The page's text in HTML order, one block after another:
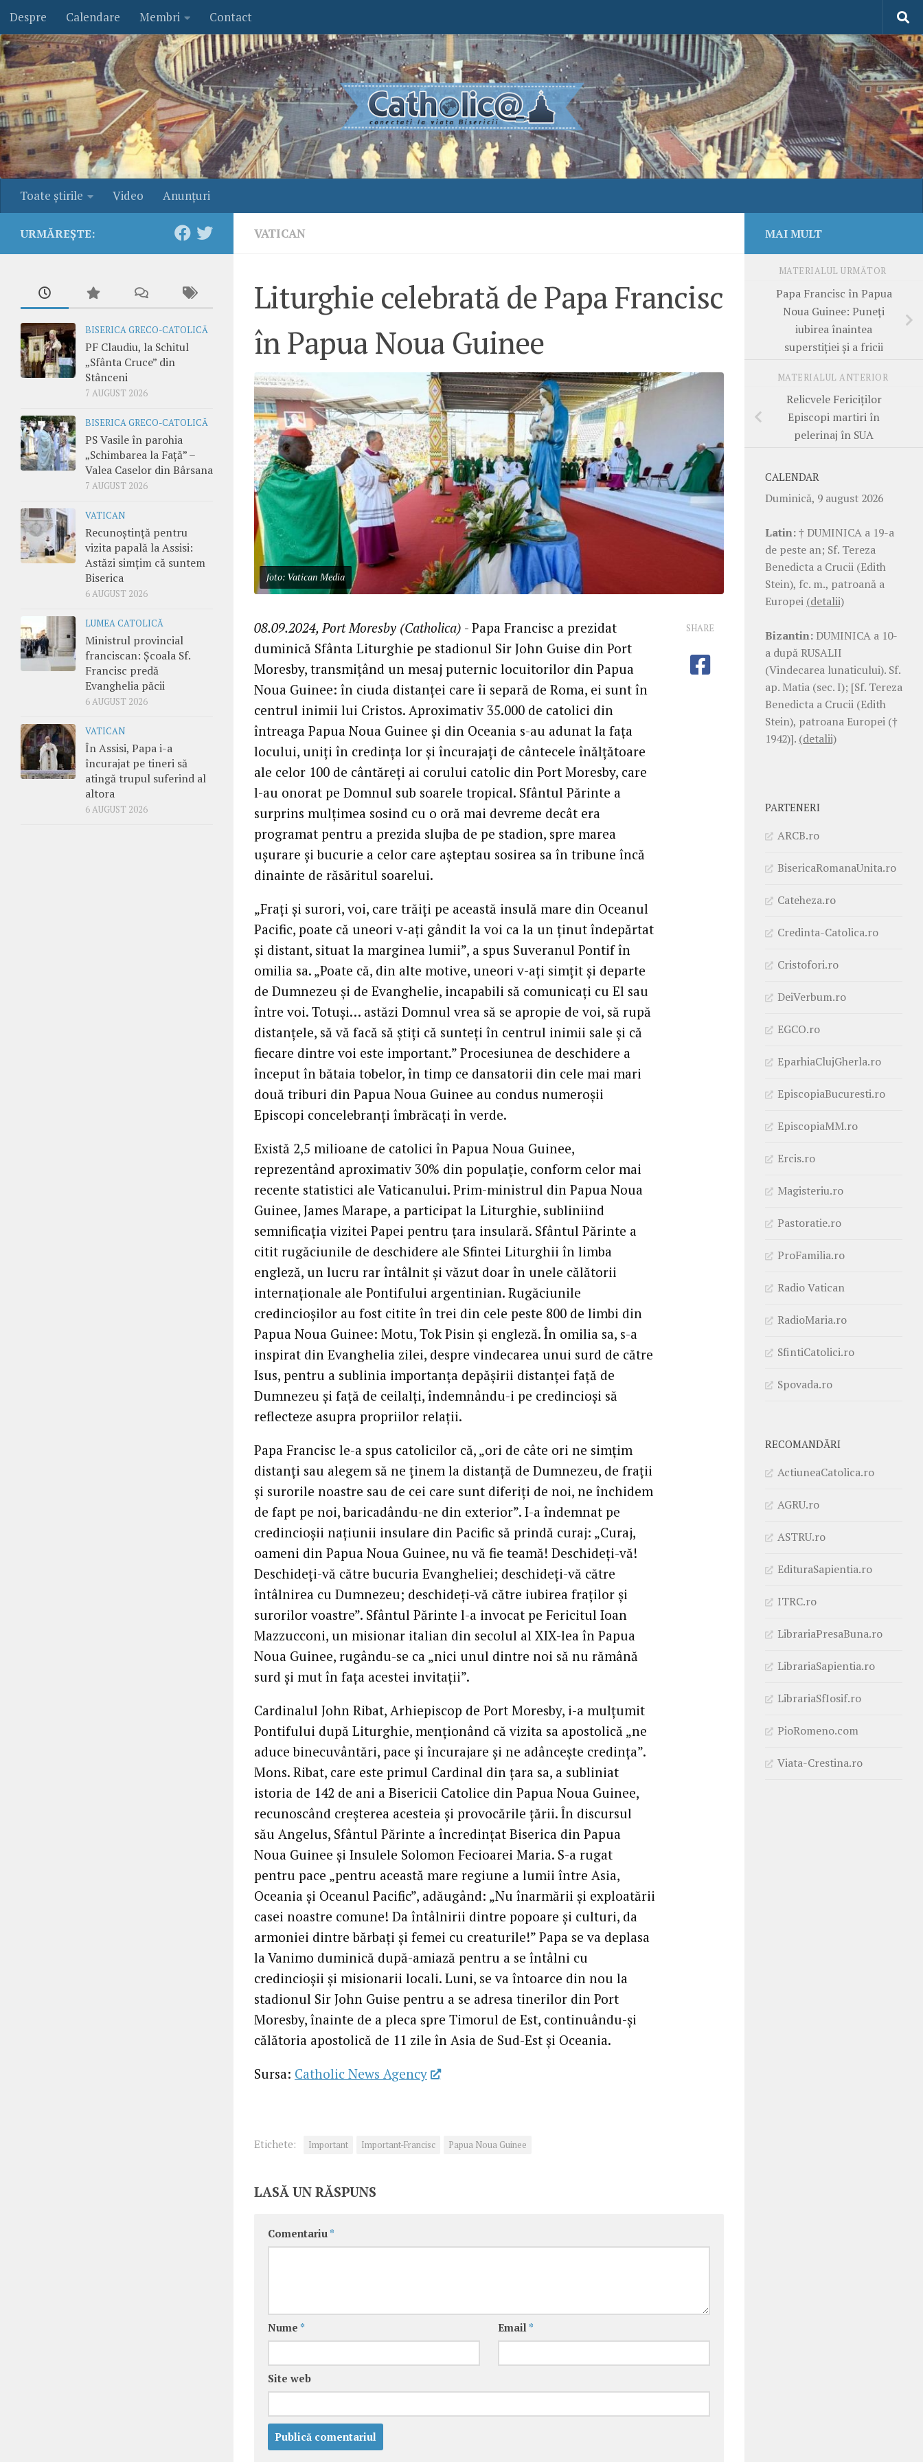
Skip to content
Despre Calendare Membri Contact
Toate ştirile Video Anunţuri
VATICAN
Liturghie celebrată de Papa Francisc
în Papua Noua Guinee
foto: Vatican Media
08.09.2024, Port Moresby (Catholica) - Papa Francisc a prezidat
duminică Sfânta Liturghie pe stadionul Sir John Guise din Port
Moresby, transmițând un mesaj puternic locuitorilor din Papua
Noua Guinee: în ciuda distanței care îi separă de Roma, ei sunt în
centrul inimii lui Cristos. Aproximativ 35.000 de catolici din
întreaga Papua Noua Guinee și din Oceania s-au adunat la fața
locului, uniți în credința lor și încurajați de cântecele înălțătoare
ale celor 100 de cântăreți ai corului catolic din Port Moresby, care
l-au onorat pe Domnul sub soarele tropical. Sfântul Părinte a
surprins mulțimea sosind cu o oră mai devreme decât era
programat pentru a prezida slujba de pe stadion, spre marea
ușurare și bucurie a celor care așteptau sosirea sa în tribune încă
dinainte de răsăritul soarelui.
„Frați și surori, voi, care trăiți pe această insulă mare din Oceanul
Pacific, poate că uneori v-ați gândit la voi ca la un ținut îndepărtat
și distant, situat la marginea lumii”, a spus Suveranul Pontif în
omilia sa. „Poate că, din alte motive, uneori v-ați simțit și departe
de Dumnezeu și de Evanghelie, incapabili să comunicați cu El sau
între voi. Totuși… astăzi Domnul vrea să se apropie de voi, să rupă
distanțele, să vă facă să știți că sunteți în centrul inimii sale și că
fiecare dintre voi este important.” Procesiunea de deschidere a
început în bătaia tobelor, în timp ce dansatorii din cele mai mari
două triburi din Papua Noua Guinee au condus numeroșii
Episcopi concelebranți îmbrăcați în verde.
Există 2,5 milioane de catolici în Papua Noua Guinee,
reprezentând aproximativ 30% din populație, conform celor mai
recente statistici ale Vaticanului. Prim-ministrul din Papua Noua
Guinee, James Marape, a participat la Liturghie, subliniind
semnificația vizitei Papei pentru țara insulară. Sfântul Părinte a
citit rugăciunile de deschidere ale Sfintei Liturghii în limba
engleză, un lucru rar întâlnit și văzut doar în unele călătorii
internaționale ale Pontifului argentinian. Rugăciunile
credincioșilor au fost citite în trei din cele peste 800 de limbi din
Papua Noua Guinee: Motu, Tok Pisin și engleză. În omilia sa, s-a
inspirat din Evanghelia zilei, despre vindecarea unui surd de către
Isus, pentru a sublinia importanța depășirii distanței față de
Dumnezeu și față de ceilalți, îndemnându-i pe credincioși să
reflecteze asupra propriilor relații.
Papa Francisc le-a spus catolicilor că, „ori de câte ori ne simțim
distanți sau alegem să ne ținem la distanță de Dumnezeu, de frații
și surorile noastre sau de cei care sunt diferiți de noi, ne închidem
de fapt pe noi, baricadându-ne din exterior”. I-a îndemnat pe
credincioșii națiunii insulare din Pacific să prindă curaj: „Curaj,
oameni din Papua Noua Guinee, nu vă fie teamă! Deschideți-vă!
Deschideți-vă către bucuria Evangheliei; deschideți-vă către
întâlnirea cu Dumnezeu; deschideți-vă către iubirea fraților și
surorilor voastre”. Sfântul Părinte l-a invocat pe Fericitul Ioan
Mazzucconi, un misionar italian din secolul al XIX-lea în Papua
Noua Guinee, rugându-se ca „nici unul dintre noi să nu rămână
surd și mut în fața acestei invitații”.
Cardinalul John Ribat, Arhiepiscop de Port Moresby, i-a mulțumit
Pontifului după Liturghie, menționând că vizita sa apostolică „ne
aduce binecuvântări, pace și încurajare și ne adâncește credința”.
Mons. Ribat, care este primul Cardinal din țara sa, a subliniat
istoria de 142 de ani a Bisericii Catolice din Papua Noua Guinee,
recunoscând creșterea acesteia și provocările țării. În discursul
său Angelus, Sfântul Părinte a încredințat Biserica din Papua
Noua Guinee și Insulele Solomon Fecioarei Maria. S-a rugat
pentru pace „pentru această mare regiune a lumii între Asia,
Oceania și Oceanul Pacific”, adăugând: „Nu înarmării și exploatării
casei noastre comune! Da întâlnirii dintre popoare și culturi, da
armoniei dintre bărbați și femei cu creaturile!” Papa se va deplasa
la Vanimo duminică după-amiază pentru a se întâlni cu
credincioșii și misionarii locali. Luni, se va întoarce din nou la
stadionul Sir John Guise pentru a se adresa tinerilor din Port
Moresby, înainte de a pleca spre Timorul de Est, continuându-și
călătoria apostolică de 11 zile în Asia de Sud-Est și Oceania.
Sursa: Catholic News Agency
SHARE
Etichete: Important Important-Francisc Papua Noua Guinee
LASĂ UN RĂSPUNS
Comentariu *
Nume * Email *
Site web
URMĂREȘTE:
BISERICA GRECO-CATOLICĂ
PF Claudiu, la Schitul
„Sfânta Cruce” din
Stânceni
7 AUGUST 2026
BISERICA GRECO-CATOLICĂ
PS Vasile în parohia
„Schimbarea la Față” –
Valea Caselor din Bârsana
7 AUGUST 2026
VATICAN
Recunoștință pentru
vizita papală la Assisi:
Astăzi simțim că suntem
Biserica
6 AUGUST 2026
LUMEA CATOLICĂ
Ministrul provincial
franciscan: Școala Sf.
Francisc predă
Evanghelia păcii
6 AUGUST 2026
VATICAN
În Assisi, Papa i-a
încurajat pe tineri să
atingă trupul suferind al
altora
6 AUGUST 2026
MAI MULT
MATERIALUL URMĂTOR
Papa Francisc în Papua
Noua Guinee: Puneți
iubirea înaintea
superstiției și a fricii
MATERIALUL ANTERIOR
Relicvele Fericiților
Episcopi martiri în
pelerinaj în SUA
CALENDAR
Duminică, 9 august 2026
Latin:† DUMINICA a 19-a
de peste an; Sf. Tereza
Benedicta a Crucii (Edith
Stein), fc. m., patroană a
Europei (detalii)
Bizantin: DUMINICA a 10-
a după RUSALII
(Vindecarea lunaticului). Sf.
ap. Matia (sec. I); [Sf. Tereza
Benedicta a Crucii (Edith
Stein), patroana Europei (†
1942)]. (detalii)
PARTENERI
ARCB.ro
BisericaRomanaUnita.ro
Cateheza.ro
Credinta-Catolica.ro
Cristofori.ro
DeiVerbum.ro
EGCO.ro
EparhiaClujGherla.ro
EpiscopiaBucuresti.ro
EpiscopiaMM.ro
Ercis.ro
Magisteriu.ro
Pastoratie.ro
ProFamilia.ro
Radio Vatican
RadioMaria.ro
SfintiCatolici.ro
Spovada.ro
RECOMANDĂRI
ActiuneaCatolica.ro
AGRU.ro
ASTRU.ro
EdituraSapientia.ro
ITRC.ro
LibrariaPresaBuna.ro
LibrariaSapientia.ro
LibrariaSfIosif.ro
PioRomeno.com
Viata-Crestina.ro